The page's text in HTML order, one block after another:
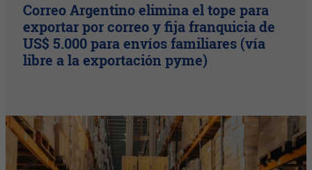
Correo Argentino elimina el tope para
exportar por correo y fija franquicia de
US$ 5.000 para envíos familiares (vía
libre a la exportación pyme)